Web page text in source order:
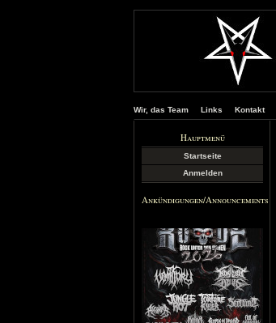
Wir, das Team Links Kontakt
Hauptmenü
Startseite
Anmelden
Ankündigungen/Announcements